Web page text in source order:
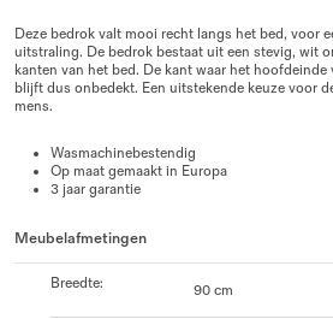
Deze bedrok valt mooi recht langs het bed, voor
uitstraling. De bedrok bestaat uit een stevig, wit
kanten van het bed. De kant waar het hoofdeinde
blijft dus onbedekt. Een uitstekende keuze voor
mens.
Wasmachinebestendig
Op maat gemaakt in Europa
3 jaar garantie
Meubelafmetingen
Breedte: 90 cm